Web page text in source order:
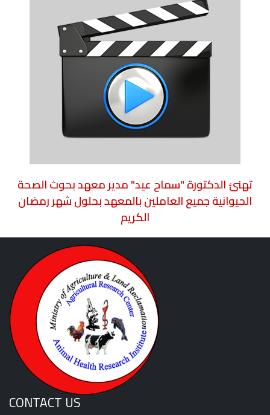
تهنئ الدكتورة "سماح عيد" مدير معهد بحوث الصحة
الحيوانية جميع العاملين بالمعهد بحلول شهر رمضان
الكريم
CONTACT US